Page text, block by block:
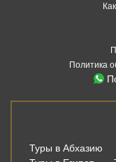
Политика
Туры в Абхазию